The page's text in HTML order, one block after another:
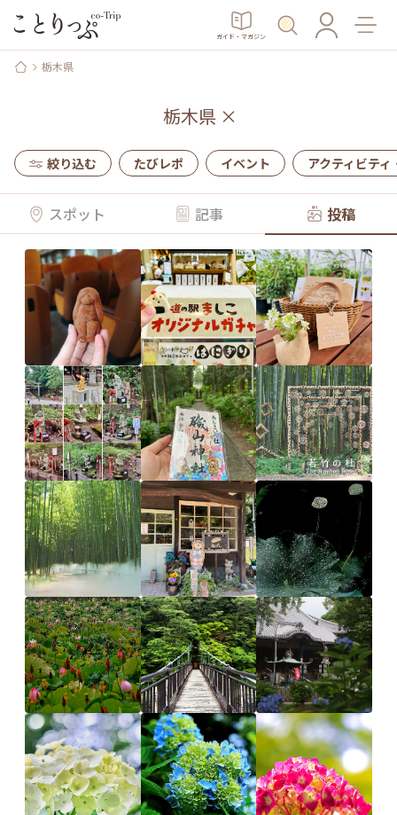
ガイド・マガジン
栃木県
栃木県 ×
絞り込む たびレポ イベント アクティビティ
スポット 記事 投稿